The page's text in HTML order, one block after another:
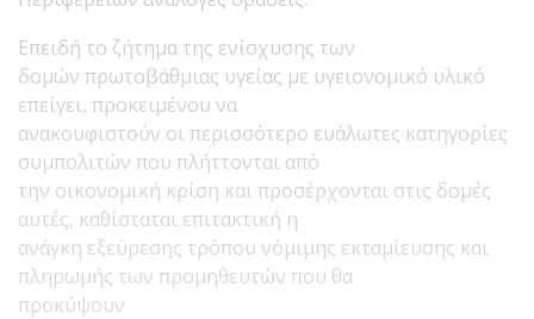
Επειδή το ζήτημα της ενίσχυσης των
δομών πρωτοβάθμιας υγείας με υγειονομικό υλικό
επείγει, προκειμένου να
ανακουφιστούν οι περισσότερο ευάλωτες κατηγορίες
συμπολιτών που πλήττονται από
την οικονομική κρίση και προσέρχονται στις δομές
αυτές, καθίσταται επιτακτική η
ανάγκη εξεύρεσης τρόπου νόμιμης εκταμίευσης και
πληρωμής των προμηθευτών που θα
προκύψουν.